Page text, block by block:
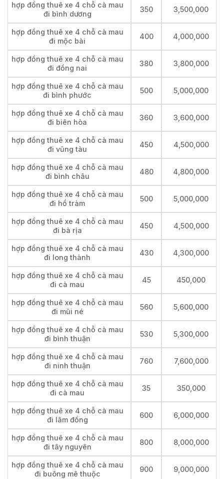
hợp đồng thuê xe 4 chỗ cà mau
đi bình dương
350 3,500,000
hợp đồng thuê xe 4 chỗ cà mau
đi mộc bài
400 4,000,000
hợp đồng thuê xe 4 chỗ cà mau
đi đồng nai
380 3,800,000
hợp đồng thuê xe 4 chỗ cà mau
đi bình phước
500 5,000,000
hợp đồng thuê xe 4 chỗ cà mau
đi biên hòa
360 3,600,000
hợp đồng thuê xe 4 chỗ cà mau
đi vũng tàu
450 4,500,000
hợp đồng thuê xe 4 chỗ cà mau
đi bình châu
480 4,800,000
hợp đồng thuê xe 4 chỗ cà mau
đi hồ tràm
500 5,000,000
hợp đồng thuê xe 4 chỗ cà mau
đi bà rịa
450 4,500,000
hợp đồng thuê xe 4 chỗ cà mau
đi long thành
430 4,300,000
hợp đồng thuê xe 4 chỗ cà mau
đi cà mau
45 450,000
hợp đồng thuê xe 4 chỗ cà mau
đi mũi né
560 5,600,000
hợp đồng thuê xe 4 chỗ cà mau
đi bình thuận
530 5,300,000
hợp đồng thuê xe 4 chỗ cà mau
đi ninh thuận
760 7,600,000
hợp đồng thuê xe 4 chỗ cà mau
đi cà mau
35 350,000
hợp đồng thuê xe 4 chỗ cà mau
đi lâm đồng
600 6,000,000
hợp đồng thuê xe 4 chỗ cà mau
đi tây nguyên
800 8,000,000
hợp đồng thuê xe 4 chỗ cà mau
đi buông mê thuộc
900 9,000,000